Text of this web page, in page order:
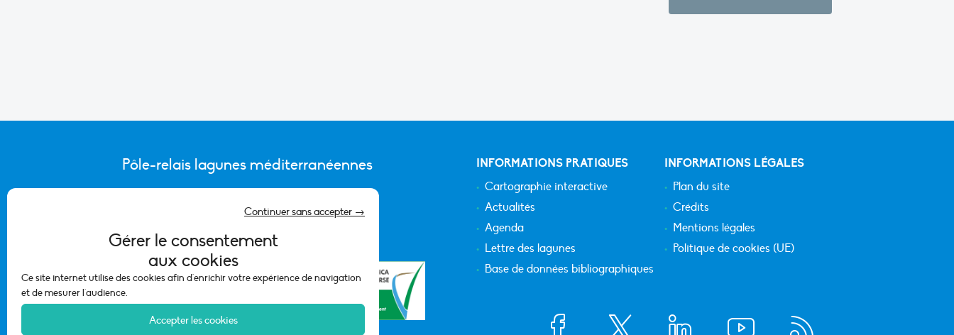
Gérer le consentement
aux cookies
Ce site internet utilise des cookies afin d'enrichir votre expérience de navigation
et de mesurer l'audience.
Accepter les cookies
Continuer sans accepter →
Pôle-relais lagunes méditerranéennes
CONTACTER L’ÉQUIPE DU PÔLE
INFORMATIONS PRATIQUES
Cartographie interactive
Actualités
Agenda
Lettre des lagunes
Base de données bibliographiques
INFORMATIONS LÉGALES
Plan du site
Crédits
Mentions légales
Politique de cookies (UE)